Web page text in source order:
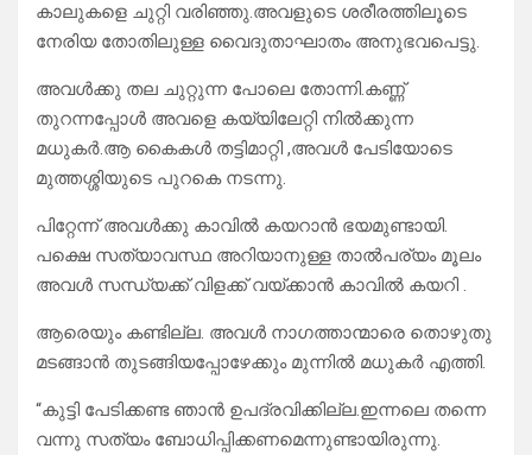
കാലുകളെ ചുറ്റി വരിഞ്ഞു.അവളുടെ ശരീരത്തിലൂടെ
നേരിയ തോതിലുള്ള വൈദുതാഘാതം അനുഭവപെട്ടു.
അവൾക്കു തല ചുറ്റുന്ന പോലെ തോന്നി.കണ്ണ്
തുറന്നപ്പോൾ അവളെ കയ്യിലേറ്റി നിൽക്കുന്ന
മധുകർ.ആ കൈകൾ തട്ടിമാറ്റി ,അവൾ പേടിയോടെ
മുത്തശ്ശിയുടെ പുറകെ നടന്നു.
പിറ്റേന്ന് അവൾക്കു കാവിൽ കയറാൻ ഭയമുണ്ടായി.
പക്ഷെ സത്യാവസ്ഥ അറിയാനുള്ള താൽപര്യം മൂലം
അവൾ സന്ധ്യക്ക്‌ വിളക്ക് വയ്ക്കാൻ കാവിൽ കയറി .
ആരെയും കണ്ടില്ല. അവൾ നാഗത്താന്മാരെ തൊഴുതു
മടങ്ങാൻ തുടങ്ങിയപ്പോഴേക്കും മുന്നിൽ മധുകർ എത്തി.
“കുട്ടി പേടിക്കണ്ട ഞാൻ ഉപദ്രവിക്കില്ല.ഇന്നലെ തന്നെ
വന്നു സത്യം ബോധിപ്പിക്കണമെന്നുണ്ടായിരുന്നു.